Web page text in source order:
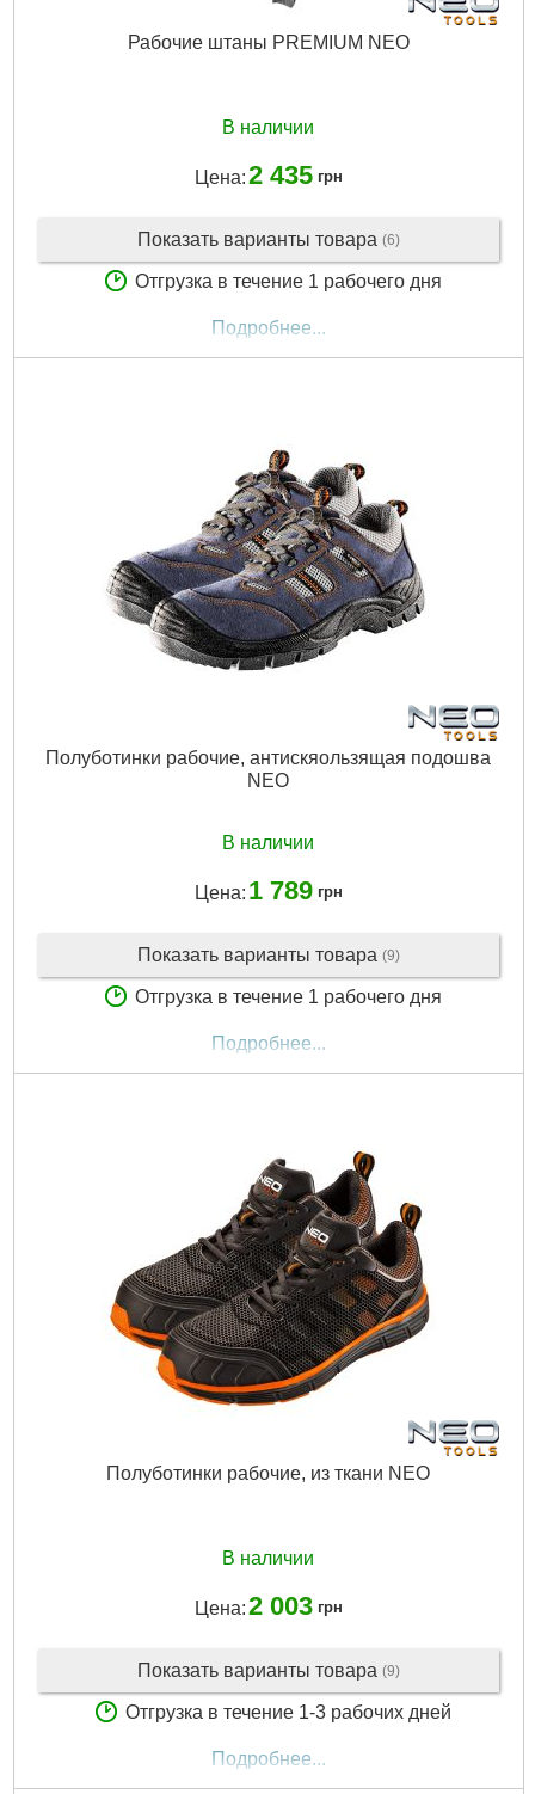
Рабочие штаны PREMIUM NEO
В наличии
Цена:2 435 грн
Показать варианты товара (6)
Отгрузка в течение 1 рабочего дня
Подробнее...
Полуботинки рабочие, антискяользящая подошва
NEO
В наличии
Цена: 1 789 грн
Показать варианты товара (9)
Отгрузка в течение 1 рабочего дня
Подробнее...
Полуботинки рабочие, из ткани NEO
В наличии
Цена:2 003 грн
Показать варианты товара (9)
Отгрузка в течение 1-3 рабочих дней
Подробнее...